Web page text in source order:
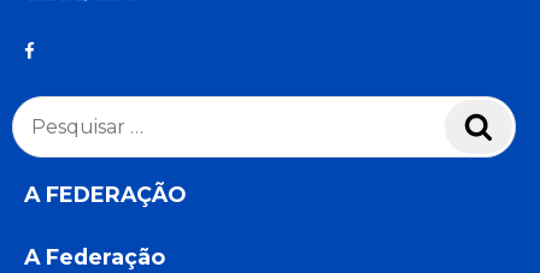
Pesquisar
por:
A FEDERAÇÃO
A Federação